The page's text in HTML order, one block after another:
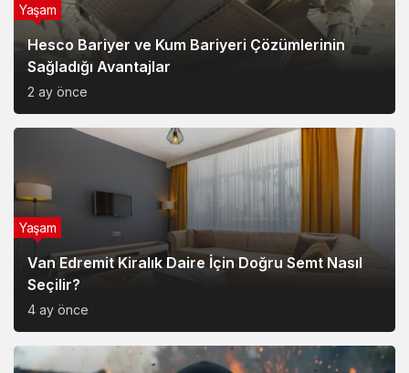
Hesco Bariyer ve Kum Bariyeri Çözümlerinin
Sağladığı Avantajlar
2 ay önce
Yaşam
Van Edremit Kiralık Daire İçin Doğru Semt Nasıl
Seçilir?
4 ay önce
Yaşam